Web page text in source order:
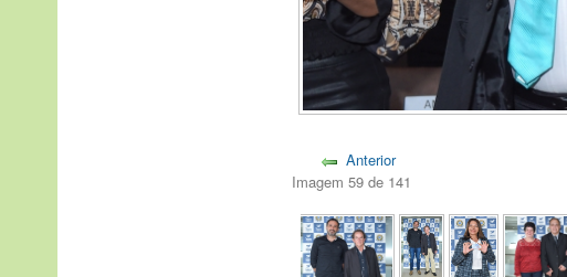
Anterior
Imagem 59 de 141